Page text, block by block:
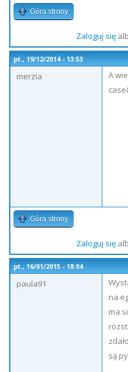
Góra strony
Zaloguj się
pt., 19/12/2014 - 13:53
merzia
A
Góra strony
Zaloguj się
pt., 16/01/2015 - 18:04
paula91
na
ma
są